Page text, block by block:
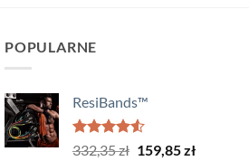
POPULARNE
ResiBands™
Oceniono
332,35zł Pierwotna
159,85złAktualna